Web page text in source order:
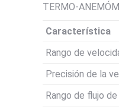
TERMO-
Característica
Rango de
Precisión de la
Rango de flujo de